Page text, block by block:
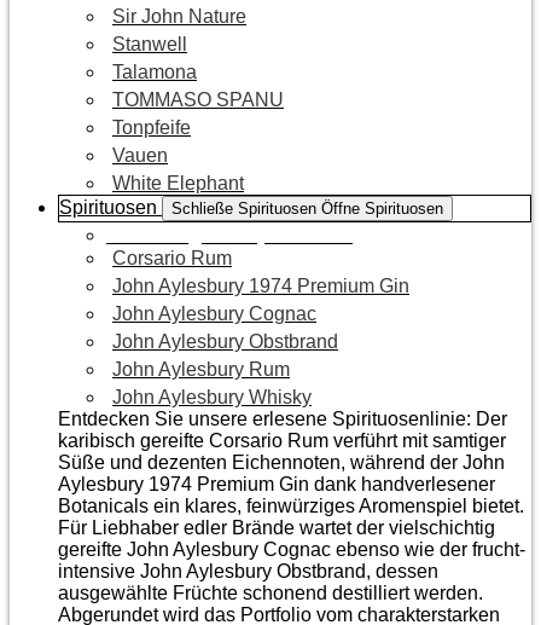
Sir John Nature
Stanwell
Talamona
TOMMASO SPANU
Tonpfeife
Vauen
White Elephant
Spirituosen
Schließe Spirituosen Öffne Spirituosen
Corsario Rum
John Aylesbury 1974 Premium Gin
John Aylesbury Cognac
John Aylesbury Obstbrand
John Aylesbury Rum
John Aylesbury Whisky
Entdecken Sie unsere erlesene Spirituosenlinie: Der
karibisch gereifte Corsario Rum verführt mit samtiger
Süße und dezenten Eichen­noten, während der John
Aylesbury 1974 Premium Gin dank handverlesener
Botanicals ein klares, feinwürziges Aromenspiel bietet.
Für Liebhaber edler Brände wartet der vielschichtig
gereifte John Aylesbury Cognac ebenso wie der frucht­
intensive John Aylesbury Obstbrand, dessen
ausgewählte Früchte schonend destilliert werden.
Abgerundet wird das Portfolio vom charakterstarken